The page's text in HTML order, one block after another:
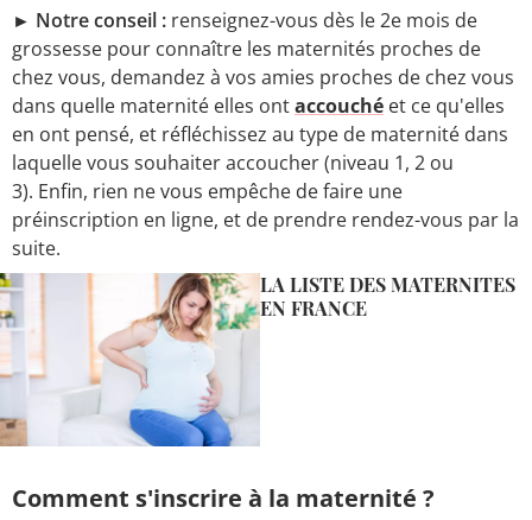
► Notre conseil : renseignez-vous dès le 2e mois de
grossesse pour connaître les maternités proches de
chez vous, demandez à vos amies proches de chez vous
dans quelle maternité elles ontaccouché et ce qu'elles
en ont pensé, et réfléchissez au type de maternité dans
laquelle vous souhaiter accoucher (niveau 1, 2 ou
3). Enfin, rien ne vous empêche de faire une
préinscription en ligne, et de prendre rendez-vous par la
suite.
LA LISTE DES MATERNITES
EN FRANCE
Comment s'inscrire à la maternité ?